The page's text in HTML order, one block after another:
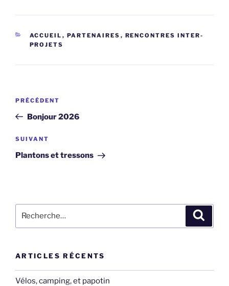
CATÉGORIES
ACCUEIL , PARTENAIRES , RENCONTRES INTER-
PROJETS
Navigation
l’article
Article
précédent
PRÉCÉDENT
Bonjour 2026
Article
suivant
SUIVANT
Plantons et tressons
pour
ARTICLES RÉCENTS
Vélos, camping, et papotin